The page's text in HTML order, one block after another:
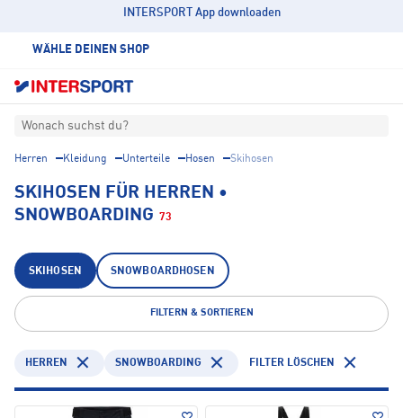
INTERSPORT App downloaden
WÄHLE DEINEN SHOP
Wonach suchst du?
Herren Kleidung Unterteile Hosen Skihosen
SKIHOSEN FÜR HERREN •
SNOWBOARDING 73
SKIHOSEN SNOWBOARDHOSEN
FILTERN & SORTIEREN
HERREN SNOWBOARDING FILTER LÖSCHEN